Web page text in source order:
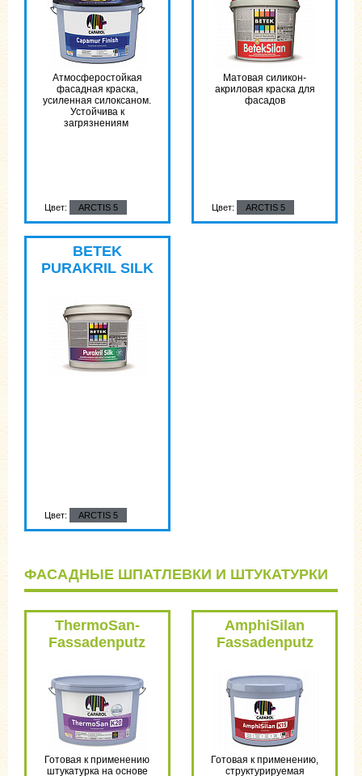
Атмосферостойкая
фасадная краска,
усиленная силоксаном.
Устойчива к
загрязнениям
Цвет: ARCTIS 5
Матовая силикон-
акриловая краска для
фасадов
Цвет: ARCTIS 5
BETEK
PURAKRIL SILK
Цвет: ARCTIS 5
Цвет: ARCTIS 5
ФАСАДНЫЕ ШПАТЛЕВКИ И ШТУКАТУРКИ
ThermoSan-
Fassadenputz
Готовая к применению
штукатурка на основе
AmphiSilan
Fassadenputz
Готовая к применению,
структурируемая